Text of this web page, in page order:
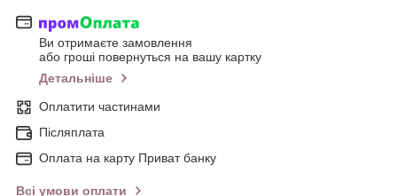
Ви отримаєте замовлення
або гроші повернуться на вашу картку
Детальніше
Оплатити частинами
Післяплата
Оплата на карту Приват банку
Всі умови оплати